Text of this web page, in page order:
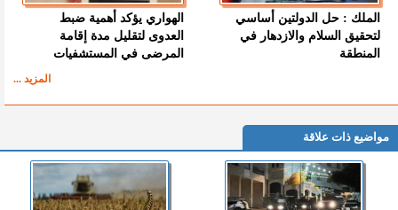
الملك : حل الدولتين أساسي
لتحقيق السلام والازدهار في
المنطقة
الهواري يؤكد أهمية ضبط
العدوى لتقليل مدة إقامة
المرضى في المستشفيات
المزيد ...
مواضيع ذات علاقة